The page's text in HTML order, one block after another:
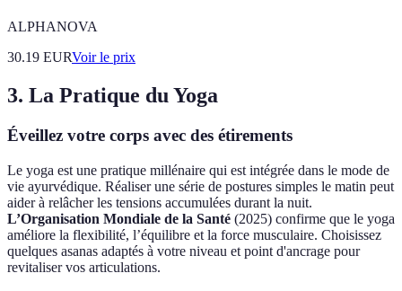
ALPHANOVA
30.19 EURVoir le prix
3. La Pratique du Yoga
Éveillez votre corps avec des étirements
Le yoga est une pratique millénaire qui est intégrée dans le mode de
vie ayurvédique. Réaliser une série de postures simples le matin peut
aider à relâcher les tensions accumulées durant la nuit.
L’Organisation Mondiale de la Santé (2025) confirme que le yoga
améliore la flexibilité, l’équilibre et la force musculaire. Choisissez
quelques asanas adaptés à votre niveau et point d'ancrage pour
revitaliser vos articulations.